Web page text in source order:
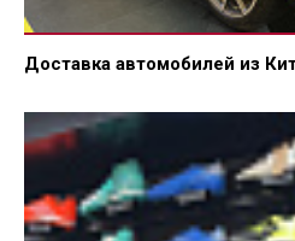
Доставка автомобилей из